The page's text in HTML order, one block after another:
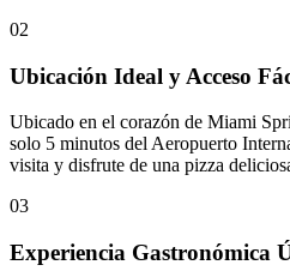
02
Ubicación Ideal y Acceso
Ubicado en el corazón de Miami
solo 5 minutos del Aeropuerto
visita y disfrute de una pizza
03
Experiencia Gastronómica